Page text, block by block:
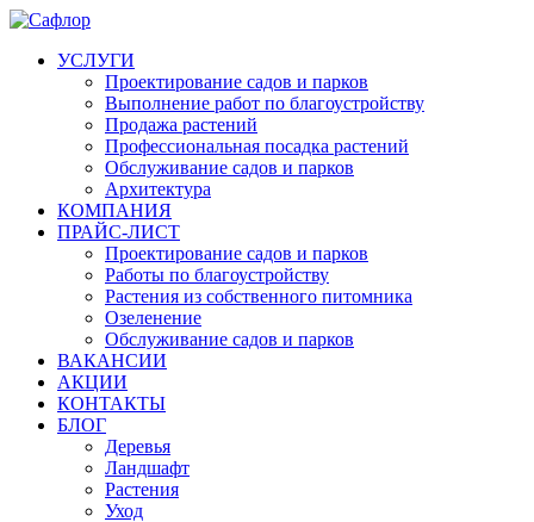
УСЛУГИ
Проектирование садов и парков
Выполнение работ по благоустройству
Продажа растений
Профессиональная посадка растений
Обслуживание садов и парков
Архитектура
КОМПАНИЯ
ПРАЙС-ЛИСТ
Проектирование садов и парков
Работы по благоустройству
Растения из собственного питомника
Озеленение
Обслуживание садов и парков
ВАКАНСИИ
АКЦИИ
КОНТАКТЫ
БЛОГ
Деревья
Ландшафт
Растения
Уход